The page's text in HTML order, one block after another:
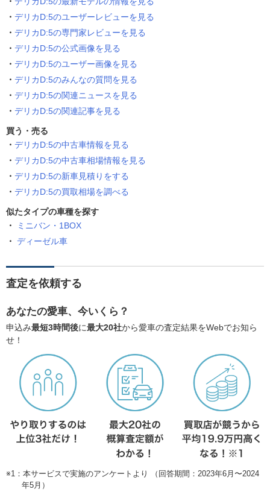
デリカD:5のユーザーレビューを見る
デリカD:5の専門家レビューを見る
デリカD:5の公式画像を見る
デリカD:5のユーザー画像を見る
デリカD:5のみんなの質問を見る
デリカD:5の関連ニュースを見る
デリカD:5の関連記事を見る
買う・売る
デリカD:5の中古車情報を見る
デリカD:5の中古車相場情報を見る
デリカD:5の新車見積りをする
デリカD:5の買取相場を調べる
似たタイプの車種を探す
ミニバン・1BOX
ディーゼル車
査定を依頼する
あなたの愛車、今いくら？
申込み最短3時間後に最大20社から愛車の査定結果をWebでお知ら
せ！
※1：本サービスで実施のアンケートより （回答期間：2023年6月〜2024
年5月）